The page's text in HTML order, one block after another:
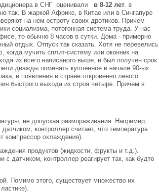
в СНГ оценивали в 8-12 лет . в
так. В жаркой Африке, в Китае или в Сингапуре
на нем остроту своих дротиков. Причем
социализма, потогонная система труда. У нас
то обычно 8 часов в сутки. Дома - примерно
отдых. Отпуск так сказать. Хотя не перевелись
мучить сплит-систему или оконник на
из всего написаного выше, и был получен срок
дважды поменять купленное в начале 90-ых
и появления в стране откровенно левого
быстрого выхода из строя четыре. Причем в
не допуская размораживания. Например,
контроллер считает, что температура
компрессор охлаждения).
продуктов (жидкости, фрукты и т.д.).
датчиком, контроллер реагирует так, как будто
Помимо этого, существует множество их